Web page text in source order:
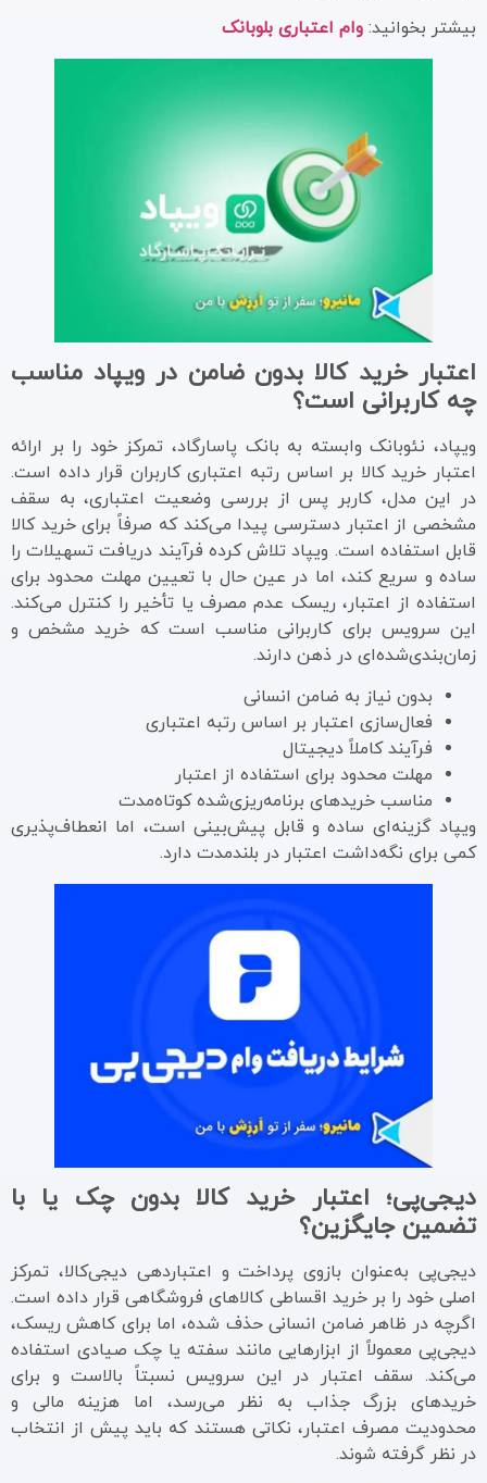
بیشتر بخوانید: وام اعتباری بلوبانک
اعتبار خرید کالا بدون ضامن در ویپاد مناسب
چه کاربرانی است؟
ویپاد، نئوبانک وابسته به بانک پاسارگاد، تمرکز خود را بر ارائه
اعتبار خرید کالا بر اساس رتبه اعتباری کاربران قرار داده است.
در این مدل، کاربر پس از بررسی وضعیت اعتباری، به سقف
مشخصی از اعتبار دسترسی پیدا می‌کند که صرفاً برای خرید کالا
قابل استفاده است. ویپاد تلاش کرده فرآیند دریافت تسهیلات را
ساده و سریع کند، اما در عین حال با تعیین مهلت محدود برای
استفاده از اعتبار، ریسک عدم مصرف یا تأخیر را کنترل می‌کند.
این سرویس برای کاربرانی مناسب است که خرید مشخص و
زمان‌بندی‌شده‌ای در ذهن دارند.
بدون نیاز به ضامن انسانی
فعال‌سازی اعتبار بر اساس رتبه اعتباری
فرآیند کاملاً دیجیتال
مهلت محدود برای استفاده از اعتبار
مناسب خریدهای برنامه‌ریزی‌شده کوتاه‌مدت
ویپاد گزینه‌ای ساده و قابل پیش‌بینی است، اما انعطاف‌پذیری
کمی برای نگه‌داشت اعتبار در بلندمدت دارد.
دیجی‌پی؛ اعتبار خرید کالا بدون چک یا با
تضمین جایگزین؟
دیجی‌پی به‌عنوان بازوی پرداخت و اعتباردهی دیجی‌کالا، تمرکز
اصلی خود را بر خرید اقساطی کالاهای فروشگاهی قرار داده است.
اگرچه در ظاهر ضامن انسانی حذف شده، اما برای کاهش ریسک،
دیجی‌پی معمولاً از ابزارهایی مانند سفته یا چک صیادی استفاده
می‌کند. سقف اعتبار در این سرویس نسبتاً بالاست و برای
خریدهای بزرگ جذاب به نظر می‌رسد، اما هزینه مالی و
محدودیت مصرف اعتبار، نکاتی هستند که باید پیش از انتخاب
در نظر گرفته شوند.